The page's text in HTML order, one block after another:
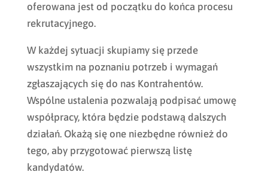
oferowana jest od początku do końca procesu
rekrutacyjnego.
W każdej sytuacji skupiamy się przede
wszystkim na poznaniu potrzeb i wymagań
zgłaszających się do nas Kontrahentów.
Wspólne ustalenia pozwalają podpisać umowę
współpracy, która będzie podstawą dalszych
działań. Okażą się one niezbędne również do
tego, aby przygotować pierwszą listę
kandydatów.